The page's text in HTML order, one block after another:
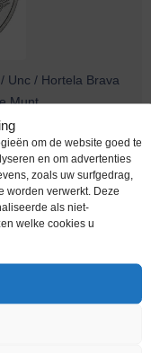
om de website goed te
en om advertenties
zoals uw surfgedrag,
worden verwerkt. Deze
als niet-
welke cookies u
Unc / Hortela Brava
Munt